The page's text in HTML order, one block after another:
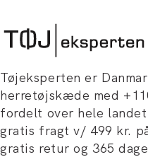
Tøjeksperten er
herretøjskæde med
fordelt over hele
gratis fragt v/ 499 kr.
gratis retur og 365